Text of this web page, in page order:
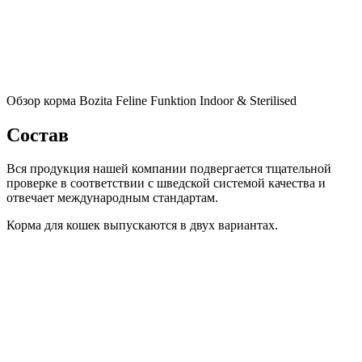
Обзор корма Bozita Feline Funktion Indoor & Sterilised
Состав
Вся продукция нашей компании подвергается тщательной
проверке в соответствии с шведской системой качества и
отвечает международным стандартам.
Корма для кошек выпускаются в двух вариантах.